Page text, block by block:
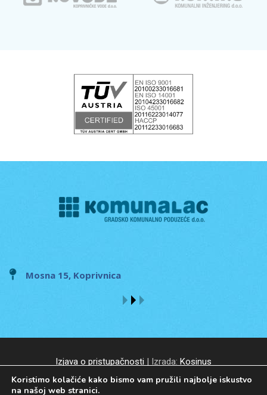
Mosna 15, Koprivnica
Izjava o pristupačnosti | Izrada: Kosinus
Koristimo kolačiće kako bismo vam pružili najbolje iskustvo
na našoj web stranici.